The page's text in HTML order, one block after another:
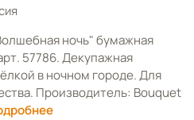
ночь" бумажная
57786. Декупажная
в ночном городе. Для
Производитель: Bouquet